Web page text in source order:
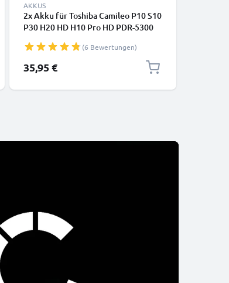
AKKUS
2x Akku für Toshiba Camileo P10 S10
P30 H20 HD H10 Pro HD PDR-5300
Ladegerät von CELLONIC
(6 Bewertungen)
35,95 €